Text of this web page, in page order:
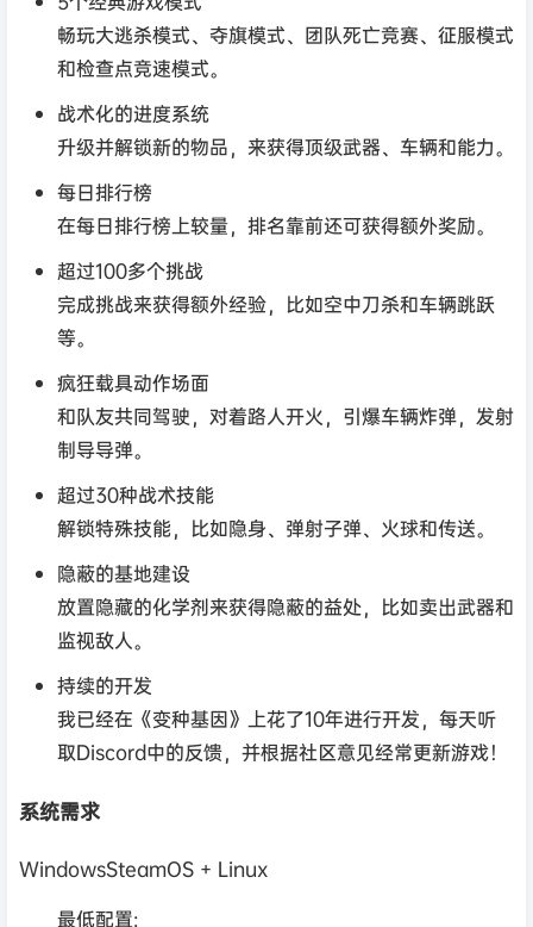
畅玩大逃杀模式、夺旗模式、团队死亡竞赛、征服模式
和检查点竞速模式。
战术化的进度系统
升级并解锁新的物品，来获得顶级武器、车辆和能力。
每日排行榜
在每日排行榜上较量，排名靠前还可获得额外奖励。
超过100多个挑战
完成挑战来获得额外经验，比如空中刀杀和车辆跳跃
等。
疯狂载具动作场面
和队友共同驾驶，对着路人开火，引爆车辆炸弹，发射
制导导弹。
超过30种战术技能
解锁特殊技能，比如隐身、弹射子弹、火球和传送。
隐蔽的基地建设
放置隐藏的化学剂来获得隐蔽的益处，比如卖出武器和
监视敌人。
持续的开发
我已经在《变种基因》上花了10年进行开发，每天听
取Discord中的反馈，并根据社区意见经常更新游戏！
系统需求
WindowsSteamOS + Linux
最低配置: